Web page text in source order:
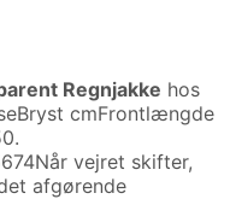
Regnjakke hos
cmFrontlængde
vejret skifter,
afgørende